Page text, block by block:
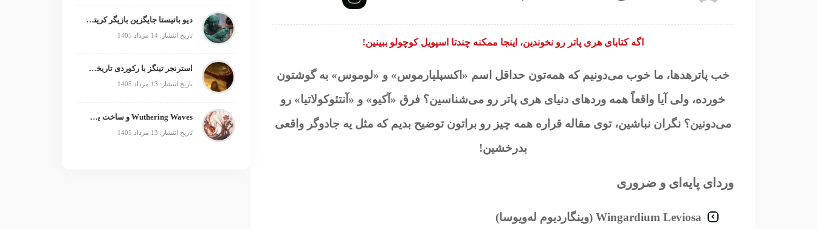
اگه کتابای هری پاتر رو نخوندین، اینجا ممکنه چندتا اسپویل کوچولو ببینین!
خب پاترهدها، ما خوب می‌دونیم که همه‌تون حداقل اسم «اکسپلیارموس» و «لوموس» به گوشتون
خورده، ولی آیا واقعاً همه وردهای دنیای هری پاتر رو می‌شناسین؟ فرق «آکیو» و «آنتئوکولاتیا» رو
می‌دونین؟ نگران نباشین، توی مقاله قراره همه چیز رو براتون توضیح بدیم که مثل یه جادوگر واقعی
بدرخشین!
وردای پایه‌ای و ضروری
Wingardium Leviosa (وینگاردیوم له‌ویوسا)
دیو باتیستا جایگزین بازیگر کریتوس می‌شود؟
تاریخ انتشار: 14 مرداد 1405
استرنجر تینگز با رکوردی تاریخی صدرنشین شد
تاریخ انتشار: 13 مرداد 1405
Wuthering Waves و ساخت یک فرنچایز بزرگ؛ از بازی تا انیمه
تاریخ انتشار: 13 مرداد 1405